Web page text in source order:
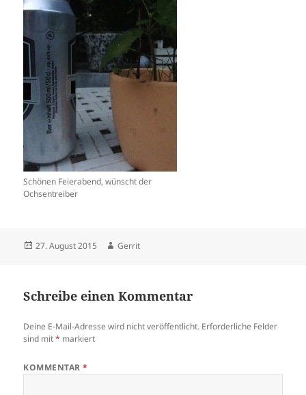
Schönen Feierabend, wünscht der
Ochsentreiber
Veröffentlicht
27. August 2015 Autor
Gerrit
Schreibe einen Kommentar
Deine E-Mail-Adresse wird nicht veröffentlicht. Erforderliche Felder
sind mit* markiert
KOMMENTAR*